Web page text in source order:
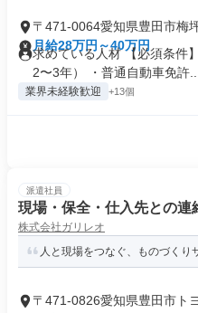
〒471-0064愛知県豊田市梅
月給28万円～40万円
求めている人材 【必須条件
2〜3年） ・普通自動車免許...
業界未経験歓迎 +13個
派遣社員
現場・保全・仕入先との連
株式会社ガリレオ
人と現場をつなぐ、ものづくり
〒471-0826愛知県豊田市ト